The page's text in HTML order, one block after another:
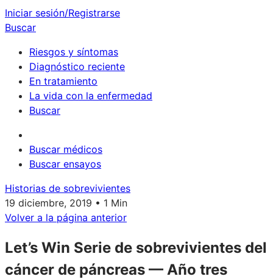
Iniciar sesión/Registrarse
Buscar
Riesgos y síntomas
Diagnóstico reciente
En tratamiento
La vida con la enfermedad
Buscar
Buscar médicos
Buscar ensayos
Historias de sobrevivientes
19 diciembre, 2019 • 1 Min
Volver a la página anterior
Let’s Win Serie de sobrevivientes del
cáncer de páncreas — Año tres